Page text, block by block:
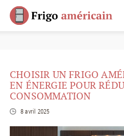
CHOISIR UN FRIGO
EN ÉNERGIE POUR
CONSOMMATION
8 avril 2025